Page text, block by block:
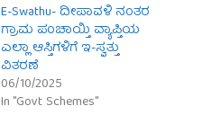
E-Swathu- ದೀಪಾವಳಿ ನಂತರ
ಗ್ರಾಮ ಪಂಚಾಯ್ತಿ ವ್ಯಾಪ್ತಿಯ
ಎಲ್ಲಾ ಆಸ್ತಿಗಳಿಗೆ ಇ-ಸ್ವತ್ತು
ವಿತರಣೆ
06/10/2025
In "Govt Schemes"